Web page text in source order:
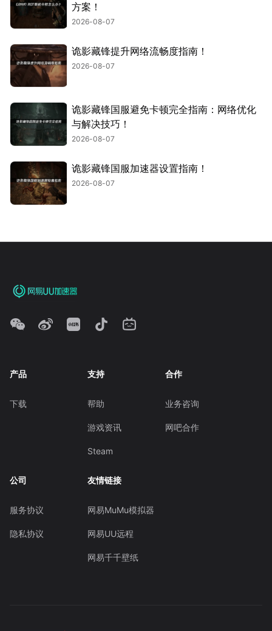
方案！
2026-08-07
诡影藏锋提升网络流畅度指南！
2026-08-07
诡影藏锋国服避免卡顿完全指南：网络优化
与解决技巧！
2026-08-07
诡影藏锋国服加速器设置指南！
2026-08-07
产品
下载
支持
帮助
游戏资讯
Steam
合作
业务咨询
网吧合作
公司
服务协议
隐私协议
友情链接
网易MuMu模拟器
网易UU远程
网易千千壁纸